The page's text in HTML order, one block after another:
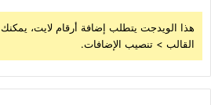
هذا الويدجت يتطلب إضافة أرقام لايت،
القالب > تنصيب الإضافات.